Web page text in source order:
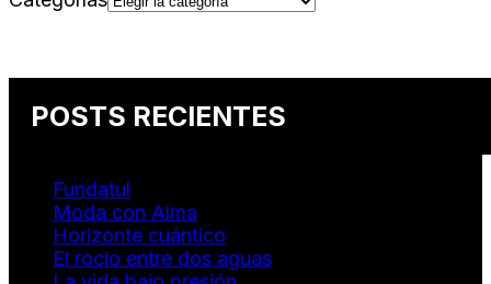
POSTS RECIENTES
Fundatul
Moda con Alma
Horizonte cuántico
El rocio entre dos aguas